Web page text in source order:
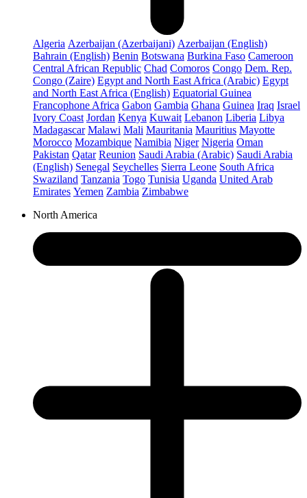
Algeria Azerbaijan (Azerbaijani) Azerbaijan (English)
Bahrain (English) Benin Botswana Burkina Faso Cameroon
Central African Republic Chad Comoros Congo Dem. Rep.
Congo (Zaire) Egypt and North East Africa (Arabic) Egypt
and North East Africa (English) Equatorial Guinea
Francophone Africa Gabon Gambia Ghana Guinea Iraq Israel
Ivory Coast Jordan Kenya Kuwait Lebanon Liberia Libya
Madagascar Malawi Mali Mauritania Mauritius Mayotte
Morocco Mozambique Namibia Niger Nigeria Oman
Pakistan Qatar Reunion Saudi Arabia (Arabic) Saudi Arabia
(English) Senegal Seychelles Sierra Leone South Africa
Swaziland Tanzania Togo Tunisia Uganda United Arab
Emirates Yemen Zambia Zimbabwe
North America